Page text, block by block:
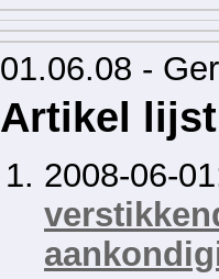
01.06.08 -
Artikel lijst
2008-06-